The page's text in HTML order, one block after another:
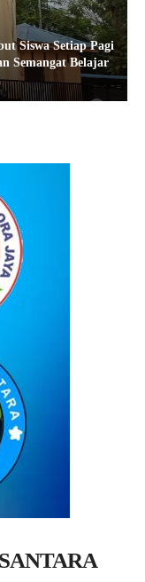
Siswa Setiap Pagi
Semangat Belajar